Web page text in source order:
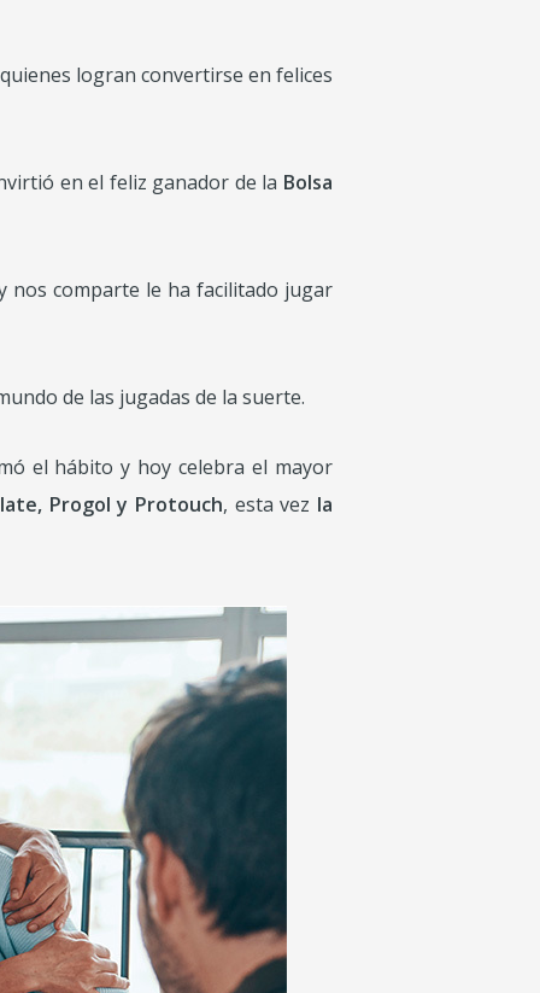
logran convertirse en felices
en el feliz ganador de la Bolsa
nos comparte le ha facilitado jugar
de las jugadas de la suerte.
el hábito y hoy celebra el mayor
Progol y Protouch, esta vez la